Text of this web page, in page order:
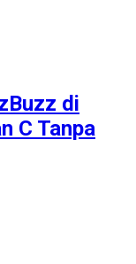
di
C Tanpa